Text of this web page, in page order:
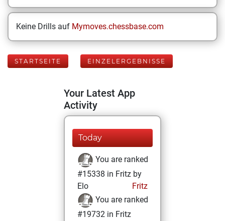
Keine Drills auf Mymoves.chessbase.com
STARTSEITE EINZELERGEBNISSE
Your Latest App
Activity
Today
You are ranked
#15338 in Fritz by
Elo
Fritz
You are ranked
#19732 in Fritz